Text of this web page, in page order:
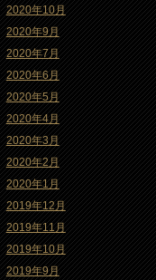
2020年10月
2020年9月
2020年7月
2020年6月
2020年5月
2020年4月
2020年3月
2020年2月
2020年1月
2019年12月
2019年11月
2019年10月
2019年9月